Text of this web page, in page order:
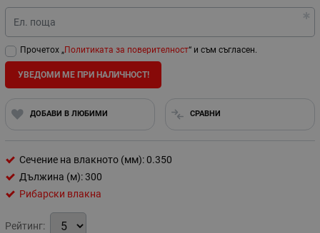
Ел. поща
Прочетох „Политиката за поверителност“ и съм съгласен.
УВЕДОМИ МЕ ПРИ НАЛИЧНОСТ!
ДОБАВИ В ЛЮБИМИ СРАВНИ
Сечение на влакното (мм): 0.350
Дължина (м): 300
Рибарски влакна
Рейтинг: